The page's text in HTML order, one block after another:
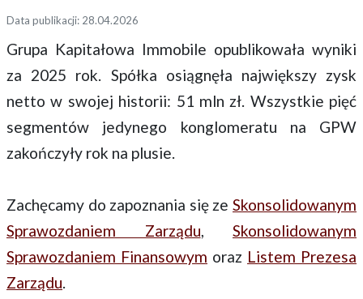
Data publikacji: 28.04.2026
Grupa Kapitałowa Immobile opublikowała wyniki
za 2025 rok. Spółka osiągnęła największy zysk
netto w swojej historii: 51 mln zł. Wszystkie pięć
segmentów jedynego konglomeratu na GPW
zakończyły rok na plusie.
Zachęcamy do zapoznania się ze Skonsolidowanym
Sprawozdaniem Zarządu, Skonsolidowanym
Sprawozdaniem Finansowym oraz Listem Prezesa
Zarządu.